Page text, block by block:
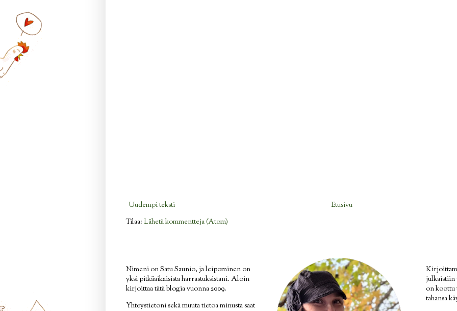
Uudempi teksti
Etusivu
Tilaa: Lähetä kommentteja (Atom)
Nimeni on Satu Saunio, ja leipominen on
yksi pitkäaikaisista harrastuksistani. Aloin
kirjoittaa tätä blogia vuonna 2009.
Yhteystietoni sekä muuta tietoa minusta saat
julkaistiin
on koottu
tahansa